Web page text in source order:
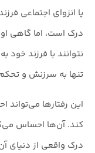
یا انزوای اجتماعی
درک است، اما گاهی
نتوانند با فرزند خود
تنها به سرزنش و
کند. آن‌ها احساس
درک واقعی از دنیای